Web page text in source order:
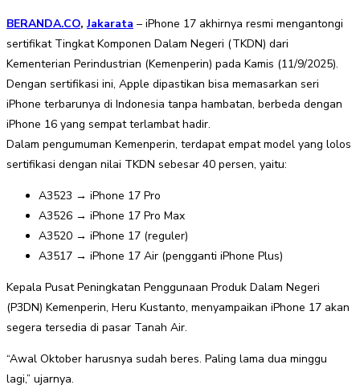
BERANDA.CO,Jakarata – iPhone 17 akhirnya resmi mengantongi
sertifikat Tingkat Komponen Dalam Negeri (TKDN) dari
Kementerian Perindustrian (Kemenperin) pada Kamis (11/9/2025).
Dengan sertifikasi ini, Apple dipastikan bisa memasarkan seri
iPhone terbarunya di Indonesia tanpa hambatan, berbeda dengan
iPhone 16 yang sempat terlambat hadir.
Dalam pengumuman Kemenperin, terdapat empat model yang lolos
sertifikasi dengan nilai TKDN sebesar 40 persen, yaitu:
A3523 → iPhone 17 Pro
A3526 → iPhone 17 Pro Max
A3520 → iPhone 17 (reguler)
A3517 → iPhone 17 Air (pengganti iPhone Plus)
Kepala Pusat Peningkatan Penggunaan Produk Dalam Negeri
(P3DN) Kemenperin, Heru Kustanto, menyampaikan iPhone 17 akan
segera tersedia di pasar Tanah Air.
“Awal Oktober harusnya sudah beres. Paling lama dua minggu
lagi,” ujarnya.